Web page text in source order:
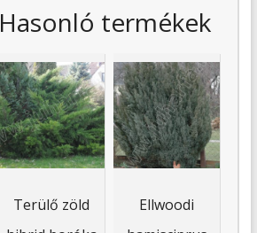
Hasonló termékek
Terülő zöld
Ellwoodi